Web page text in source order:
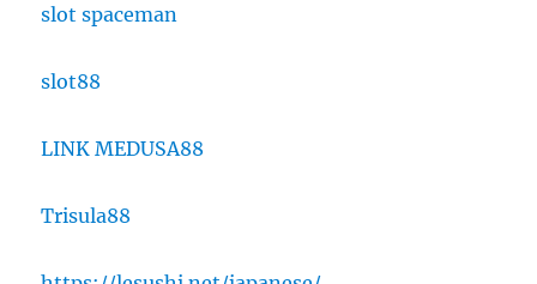
slot spaceman
slot88
LINK MEDUSA88
Trisula88